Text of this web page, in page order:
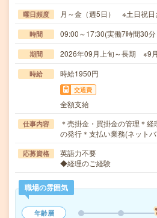
曜日頻度 月～金（週5日） ※土日祝日
時間 09:00～17:30(実働7時間30
期間 2026年09月上旬～長期 ※9
時給 時給1950円
交通費
全額支給
仕事内容
＊売掛金・買掛金の管理＊
の発行＊支払い業務(ネット
応募資格
英語力不要
◆経理のご経験
職場の雰囲気
年齢層